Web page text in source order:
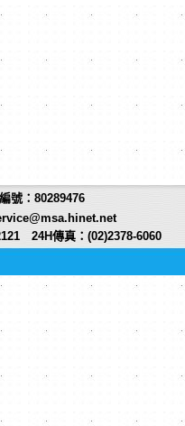
號：80289476
24H傳真：(02)2378-6060